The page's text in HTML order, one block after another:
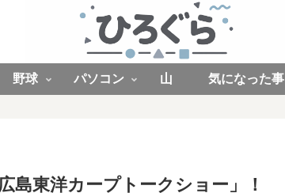
野球 パソコン 山 気になった事
島東洋カープトークショー」！